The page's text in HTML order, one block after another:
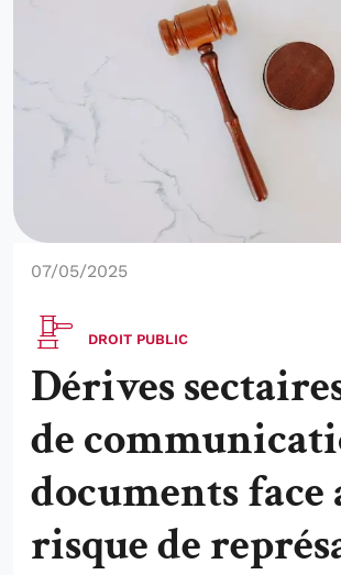
07/05/2025
DROIT PUBLIC
Dérives
de
documents face
risque de